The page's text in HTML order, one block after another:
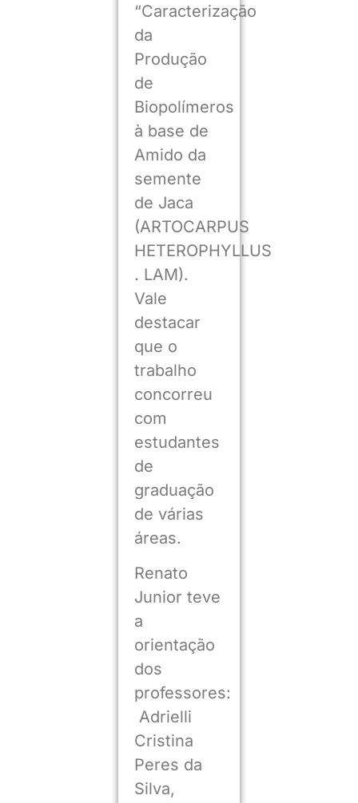
“Caracterização
da
Produção
de
Biopolímeros
à base de
Amido da
semente
de Jaca
(ARTOCARPUS
HETEROPHYLLUS
. LAM).
Vale
destacar
que o
trabalho
concorreu
com
estudantes
de
graduação
de várias
áreas.
Renato
Junior teve
a
orientação
dos
professores:
Adrielli
Cristina
Peres da
Silva,